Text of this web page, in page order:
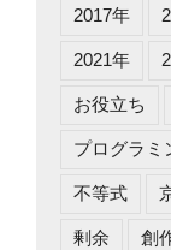
2017年
2021年
お役立ち
プログラミ
不等式
剰余 創